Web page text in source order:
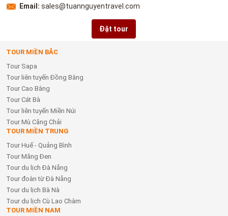
Email: sales@tuannguyentravel.com
Đặt tour
TOUR MIỀN BẮC
Tour Sapa
Tour liên tuyến Đồng Bằng
Tour Cao Bằng
Tour Cát Bà
Tour liên tuyến Miền Núi
Tour Mù Căng Chải
TOUR MIỀN TRUNG
Tour Huế - Quảng Bình
Tour Măng Đen
Tour du lịch Đà Nẵng
Tour đoàn từ Đà Nẵng
Tour du lịch Bà Nà
Tour du lịch Cù Lao Chàm
TOUR MIỀN NAM